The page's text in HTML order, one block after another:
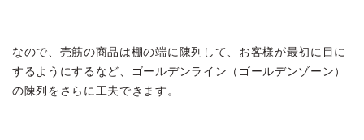
なので、売筋の商品は棚の端に陳列して、お客様が最初に目に
するようにするなど、ゴールデンライン（ゴールデンゾーン）
の陳列をさらに工夫できます。